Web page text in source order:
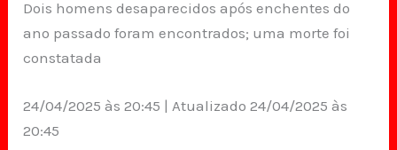
Dois homens desaparecidos após enchentes do
ano passado foram encontrados; uma morte foi
constatada
24/04/2025 às 20:45 | Atualizado 24/04/2025 às
20:45